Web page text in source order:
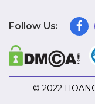
Follow Us:
© 2022